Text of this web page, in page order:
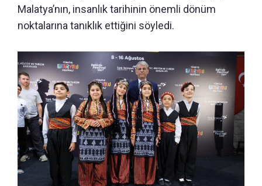
Malatya’nın, insanlık tarihinin önemli dönüm
noktalarına tanıklık ettiğini söyledi.